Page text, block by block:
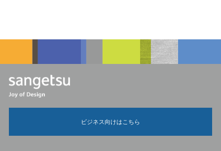
ビジネス向けはこちら